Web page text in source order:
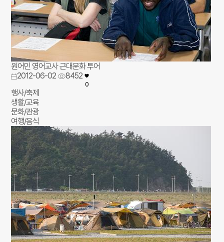
원어민 영어교사 근대문화 투어
2012-06-02
8452
0
행사/축제
생활/교육
문화/관광
여행/음식